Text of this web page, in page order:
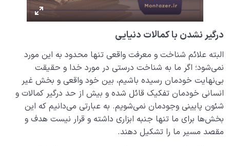
درگیر نشدن با کمالات دنیایی
البته علائم شناخت و معرفت واقعی تنها محدود به این مورد
نمی‌شود؛ اگر ما به شناخت درستی در مورد خدا و حقیقت
بی‌نهایت خودمان رسیده باشیم، بین خود واقعی و بخش غیر
انسانی خودمان تفکیک قائل شده و بیش از حد درگیر کمالات و
شئون پایینی وجودمان نمی‌شویم. به عبارتی می‌دانیم که این
بخش‌ها برای ما تنها جنبه ابزاری داشته و قرار نیست هدف و
مقصد مسیر ما را تشکیل دهند.